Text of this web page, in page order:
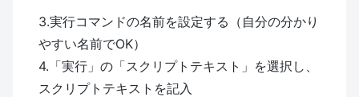
3.実行コマンドの名前を設定する（自分の分かり
やすい名前でOK）
4.「実行」の「スクリプトテキスト」を選択し、
スクリプトテキストを記入